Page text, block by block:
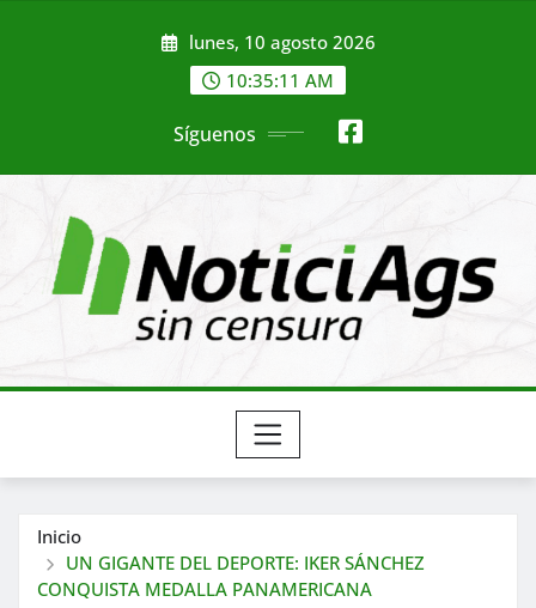
lunes, 10 agosto 2026
10:35:13 AM
Síguenos
Inicio
UN GIGANTE DEL DEPORTE: IKER SÁNCHEZ
CONQUISTA MEDALLA PANAMERICANA